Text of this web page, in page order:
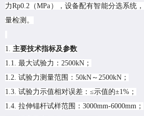
力Rp0.2（MPa），设备配有智能分选系统
量检测。
1. 主要技术指标及参数
1.1. 最大试验力：2500kN；
1.2. 试验力测量范围：50kN～2500kN；
1.3. 试验力示值相对误差：≤示值的±1%；
1.4. 拉伸锚杆试样范围：3000mm-6000mm；